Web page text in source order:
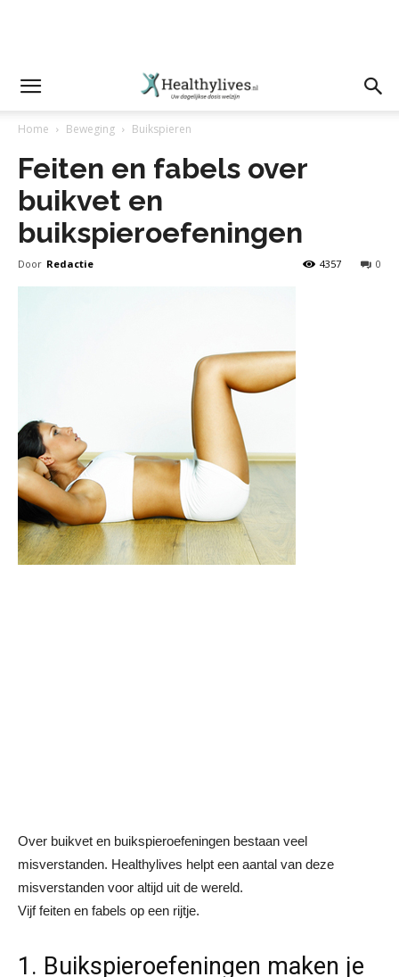
Home Beweging Buikspieren
Feiten en fabels over
buikvet en
buikspieroefeningen
Door Redactie 0
4357
Over buikvet en buikspieroefeningen bestaan veel
misverstanden. Healthylives helpt een aantal van deze
misverstanden voor altijd uit de wereld.
Vijf feiten en fabels op een rijtje.
1. Buikspieroefeningen maken je